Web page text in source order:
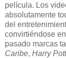
película. Los
absolutamente
del
convirtiéndose
pasado marcas
Caribe, Harry